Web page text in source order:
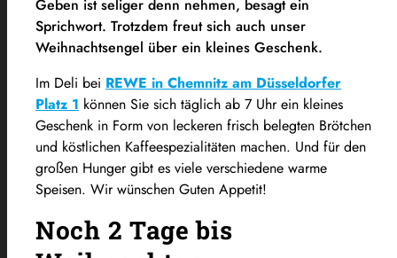
Geben ist seliger denn nehmen, besagt ein
Sprichwort. Trotzdem freut sich auch unser
Weihnachtsengel über ein kleines Geschenk.
Im Deli bei REWE in Chemnitz am Düsseldorfer
Platz 1 können Sie sich täglich ab 7 Uhr ein kleines
Geschenk in Form von leckeren frisch belegten Brötchen
und köstlichen Kaffeespezialitäten machen. Und für den
großen Hunger gibt es viele verschiedene warme
Speisen. Wir wünschen Guten Appetit!
Noch 2 Tage bis